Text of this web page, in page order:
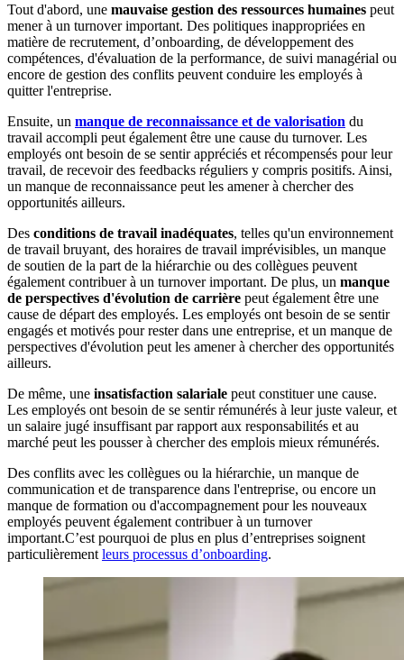
Tout d'abord, une mauvaise gestion des ressources humaines peut
mener à un turnover important. Des politiques inappropriées en
matière de recrutement, d’onboarding, de développement des
compétences, d'évaluation de la performance, de suivi managérial ou
encore de gestion des conflits peuvent conduire les employés à
quitter l'entreprise.
Ensuite, un manque de reconnaissance et de valorisation du
travail accompli peut également être une cause du turnover. Les
employés ont besoin de se sentir appréciés et récompensés pour leur
travail, de recevoir des feedbacks réguliers y compris positifs. Ainsi,
un manque de reconnaissance peut les amener à chercher des
opportunités ailleurs.
Des conditions de travail inadéquates, telles qu'un environnement
de travail bruyant, des horaires de travail imprévisibles, un manque
de soutien de la part de la hiérarchie ou des collègues peuvent
également contribuer à un turnover important. De plus, un manque
de perspectives d'évolution de carrière peut également être une
cause de départ des employés. Les employés ont besoin de se sentir
engagés et motivés pour rester dans une entreprise, et un manque de
perspectives d'évolution peut les amener à chercher des opportunités
ailleurs.
De même, une insatisfaction salariale peut constituer une cause.
Les employés ont besoin de se sentir rémunérés à leur juste valeur, et
un salaire jugé insuffisant par rapport aux responsabilités et au
marché peut les pousser à chercher des emplois mieux rémunérés.
Des conflits avec les collègues ou la hiérarchie, un manque de
communication et de transparence dans l'entreprise, ou encore un
manque de formation ou d'accompagnement pour les nouveaux
employés peuvent également contribuer à un turnover
important.C’est pourquoi de plus en plus d’entreprises soignent
particulièrement leurs processus d’onboarding.